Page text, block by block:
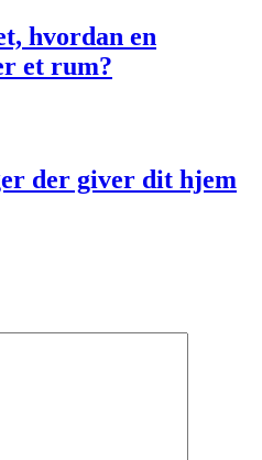
hvordan en
et rum?
der giver dit hjem